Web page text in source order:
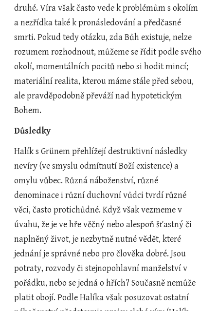
druhé. Víra však často vede k problémům s okolím
a nezřídka také k pronásledování a předčasné
smrti. Pokud tedy otázku, zda Bůh existuje, nelze
rozumem rozhodnout, můžeme se řídit podle svého
okolí, momentálních pocitů nebo si hodit mincí;
materiální realita, kterou máme stále před sebou,
ale pravděpodobně převáží nad hypotetickým
Bohem.
Důsledky
Halík s Grünem přehlížejí destruktivní následky
nevíry (ve smyslu odmítnutí Boží existence) a
omylu vůbec. Různá náboženství, různé
denominace i různí duchovní vůdci tvrdí různé
věci, často protichůdné. Když však vezmeme v
úvahu, že je ve hře věčný nebo alespoň šťastný či
naplněný život, je nezbytně nutné vědět, které
jednání je správné nebo pro člověka dobré. Jsou
potraty, rozvody či stejnopohlavní manželství v
pořádku, nebo se jedná o hřích? Současně nemůže
platit obojí. Podle Halíka však posuzovat ostatní